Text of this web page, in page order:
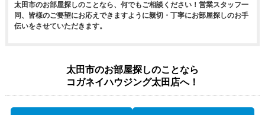
太田市のお部屋探しのことなら、何でもご相談ください！営業スタッフ一
同、皆様のご要望にお応えできますように親切・丁寧にお部屋探しのお手
伝いをさせていただきます。
太田市のお部屋探しのことなら
コガネイハウジング太田店へ！